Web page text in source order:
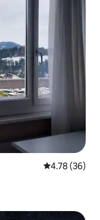
從 36 則評價
4.78 (36)